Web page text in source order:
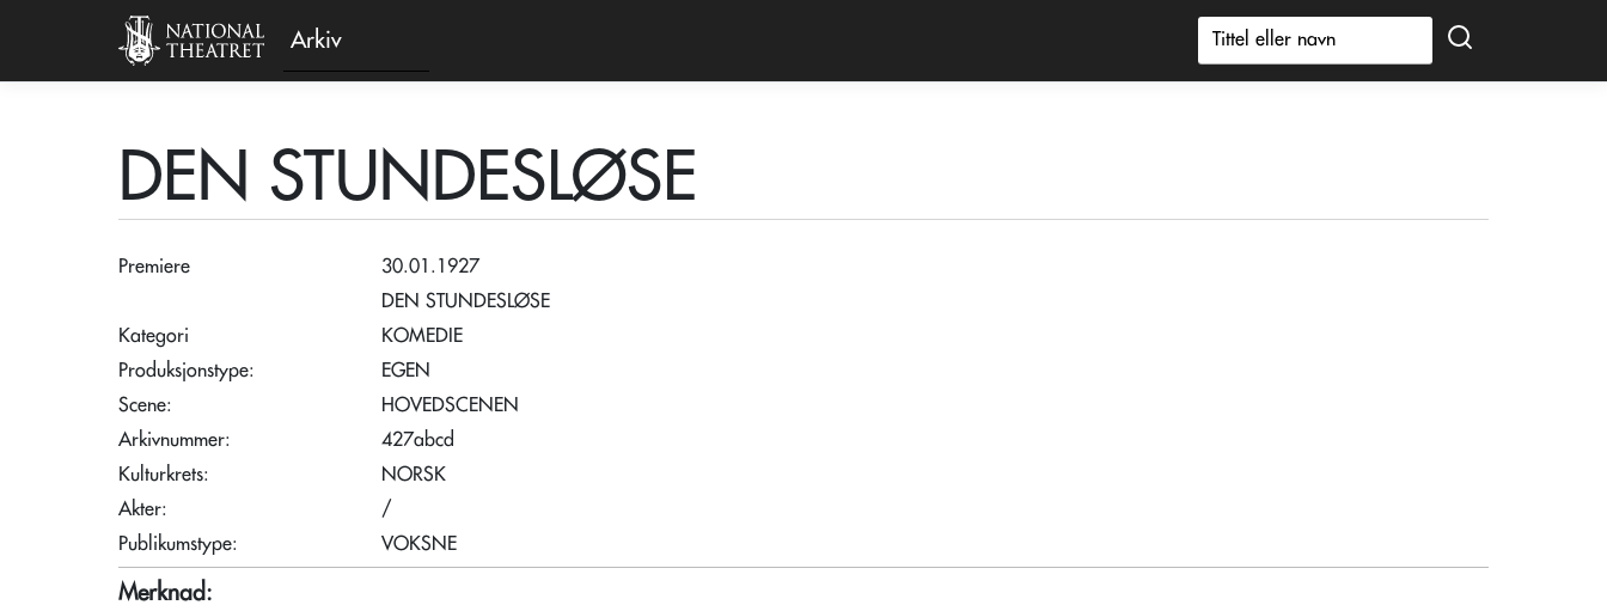
Arkiv
DEN STUNDESLØSE
Premiere
30.01.1927
DEN STUNDESLØSE
Kategori
KOMEDIE
Produksjonstype:
EGEN
Scene:
HOVEDSCENEN
Arkivnummer:
427abcd
Kulturkrets:
NORSK
Akter:
/
Publikumstype:
VOKSNE
Merknad: